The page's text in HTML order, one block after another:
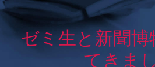
ゼミ生と新聞博
てきま